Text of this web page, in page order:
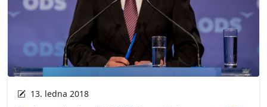
13. ledna 2018